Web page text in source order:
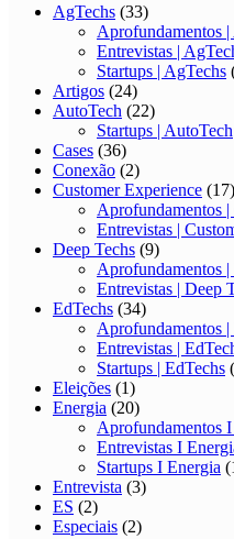
AgTechs (33)
Aprofundamentos |
Entrevistas |
Startups | AgTechs
Artigos (24)
AutoTech (22)
Startups | AutoTech
Cases (36)
Conexão (2)
Customer Experience (17)
Aprofundamentos
Entrevistas |
Deep Techs (9)
Aprofundamentos |
Entrevistas | Deep
EdTechs (34)
Aprofundamentos |
Entrevistas |
Startups | EdTechs
Eleições (1)
Energia (20)
Aprofundamentos
Entrevistas I
Startups I Energia
Entrevista (3)
ES (2)
Especiais (2)